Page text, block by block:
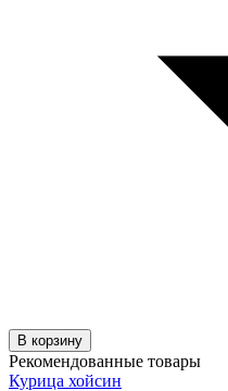
В корзину
Рекомендованные товары
Курица хойсин